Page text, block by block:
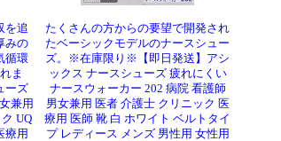
を追
みの
循環
ま
ーズ
兼用
UQ
療用
たくさんの方からの要望で開発され
たベーシックモデルのナースシュー
ズ。※在庫限り※【即日発送】アシ
ックス ナースシューズ 疲れにくい
ナースウォーカー 202 病院 看護師
男女兼用 医者 介護士 クリニック 医
療用 医師 靴 白 ホワイト ベルトタイ
プ レディース メンズ 男性用 女性用